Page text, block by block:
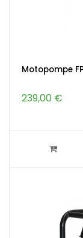
Motopompe
239,00 €